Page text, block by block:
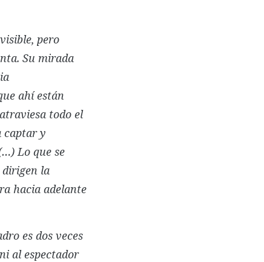
pero
Su mirada
ahí están
todo el
captar y
Lo que se
dirigen la
hacia adelante
es dos veces
al espectador